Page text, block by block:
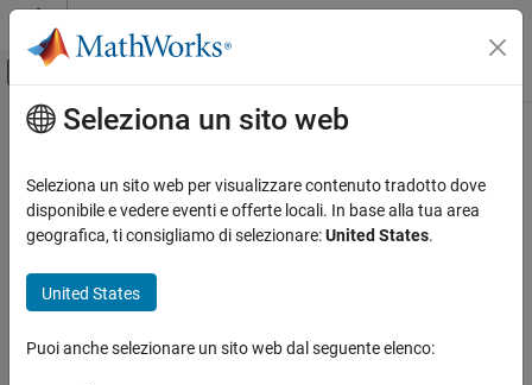
Vai al contenuto
Attiva/disattiva menu di navigazione
Pagina iniziale della documentazione
Simulink Check
Customize Model Checks
Create Model Advisor Checks
ON THIS PAGE
Contenuto principale
ModelAdvisor.LineBreak
Insert line break
Description
breaks in the Model Advisor outputs.
Seleziona un sito web
Seleziona un sito web per visualizzare contenuto tradotto dove
disponibile e vedere eventi e offerte locali. In base alla tua area
geografica, ti consigliamo di selezionare:United States.
United States
Puoi anche selezionare un sito web dal seguente elenco: